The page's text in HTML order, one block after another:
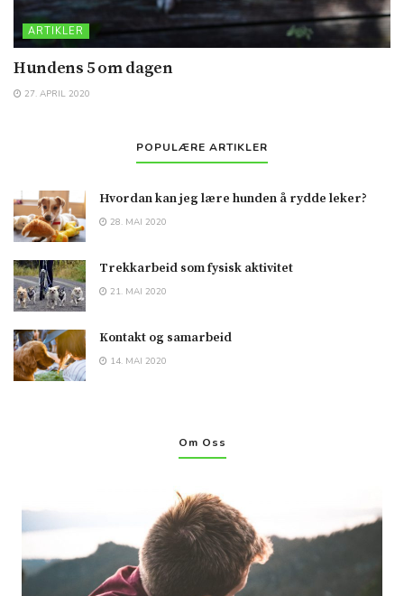
ARTIKLER
Hundens 5 om dagen
27. APRIL 2020
POPULÆRE ARTIKLER
Hvordan kan jeg lære hunden å rydde leker?
28. MAI 2020
Trekkarbeid som fysisk aktivitet
21. MAI 2020
Kontakt og samarbeid
14. MAI 2020
Om Oss